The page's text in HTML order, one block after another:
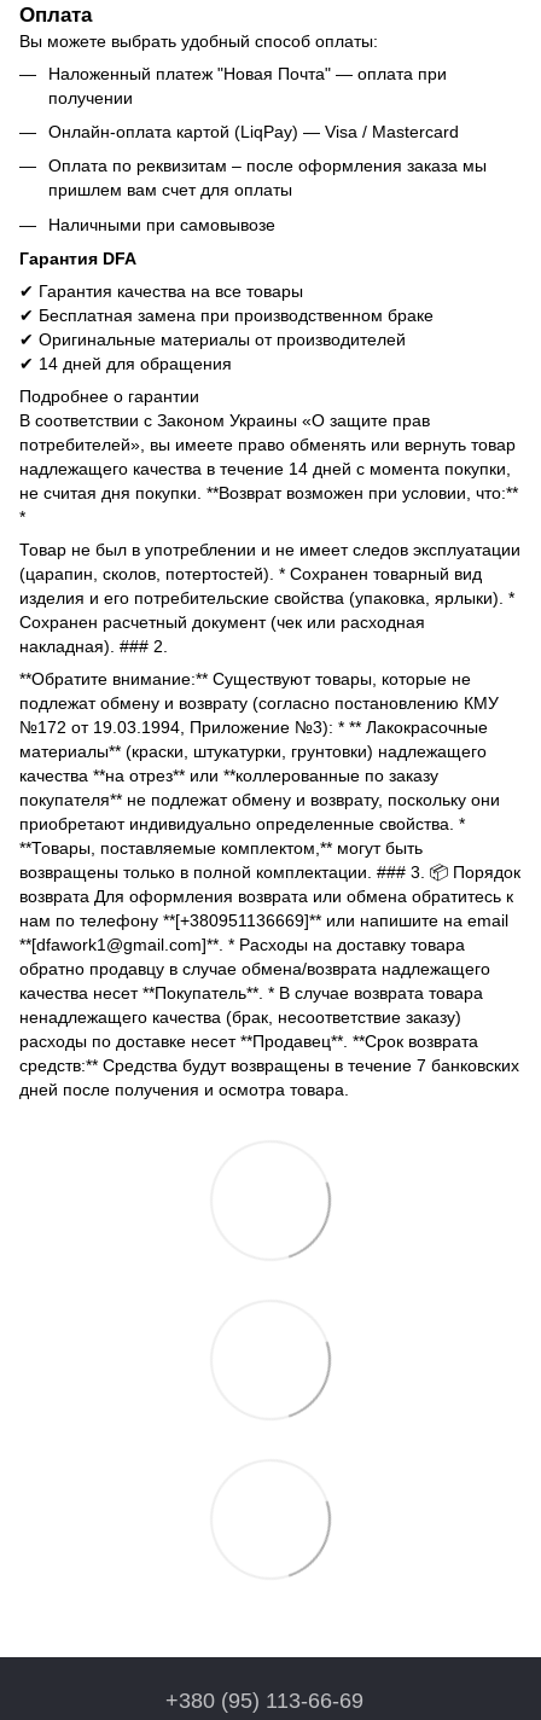
Оплата
Вы можете выбрать удобный способ оплаты:
Наложенный платеж "Новая Почта" — оплата при
получении
Онлайн-оплата картой (LiqPay) — Visa / Mastercard
Оплата по реквизитам – после оформления заказа мы
пришлем вам счет для оплаты
Наличными при самовывозе
Гарантия DFA
✔ Гарантия качества на все товары
✔ Бесплатная замена при производственном браке
✔ Оригинальные материалы от производителей
✔ 14 дней для обращения
Подробнее о гарантии
В соответствии с Законом Украины «О защите прав
потребителей», вы имеете право обменять или вернуть товар
надлежащего качества в течение 14 дней с момента покупки,
не считая дня покупки. **Возврат возможен при условии, что:**
*
Товар не был в употреблении и не имеет следов эксплуатации
(царапин, сколов, потертостей). * Сохранен товарный вид
изделия и его потребительские свойства (упаковка, ярлыки). *
Сохранен расчетный документ (чек или расходная
накладная). ### 2.
**Обратите внимание:** Существуют товары, которые не
подлежат обмену и возврату (согласно постановлению КМУ
№172 от 19.03.1994, Приложение №3): * ** Лакокрасочные
материалы** (краски, штукатурки, грунтовки) надлежащего
качества **на отрез** или **коллерованные по заказу
покупателя** не подлежат обмену и возврату, поскольку они
приобретают индивидуально определенные свойства. *
**Товары, поставляемые комплектом,** могут быть
возвращены только в полной комплектации. ### 3. 📦 Порядок
возврата Для оформления возврата или обмена обратитесь к
нам по телефону **[+380951136669]** или напишите на email
**[dfawork1@gmail.com]**. * Расходы на доставку товара
обратно продавцу в случае обмена/возврата надлежащего
качества несет **Покупатель**. * В случае возврата товара
ненадлежащего качества (брак, несоответствие заказу)
расходы по доставке несет **Продавец**. **Срок возврата
средств:** Средства будут возвращены в течение 7 банковских
дней после получения и осмотра товара.
+380 (95) 113-66-69